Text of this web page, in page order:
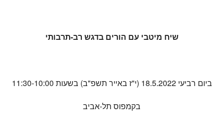
שיח מיטבי עם הורים בדגש רב-תרבותי
ביום רביעי 18.5.2022 (י"ז באייר תשפ"ב) בשעות 11:30-10:00
בקמפוס תל-אביב